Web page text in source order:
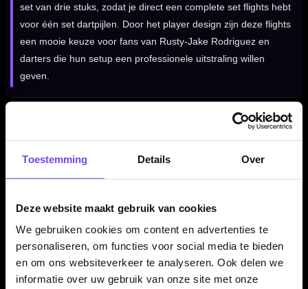
Toestemming Details Over
Deze website maakt gebruik van cookies
We gebruiken cookies om content en advertenties te
personaliseren, om functies voor social media te bieden
en om ons websiteverkeer te analyseren. Ook delen we
informatie over uw gebruik van onze site met onze
set van drie stuks, zodat je direct een complete set flights hebt
voor één set dartpijlen. Door het player design zijn deze flights
een mooie keuze voor fans van Rusty-Jake Rodriguez en
darters die hun setup een professionele uitstraling willen
geven.
Kenmerken van de Bull's Metrixx Rusty-Jake Rodriguez
Flights No.2
Rusty-Jake Rodriguez player flights
✓ Standaard No.2 flightvorm
Gemaakt van kunststof
✓ Stevige 150 micron dikte
✓ Geschikt voor standaard dart shafts
✓ Geleverd per set van 3 flights